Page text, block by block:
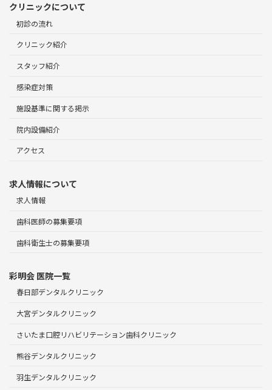
クリニックについて
初診の流れ
クリニック紹介
スタッフ紹介
感染症対策
施設基準に関する掲示
院内設備紹介
アクセス
求人情報について
求人情報
歯科医師の募集要項
歯科衛生士の募集要項
彩明会 医院一覧
春日部デンタルクリニック
大宮デンタルクリニック
さいたま口腔リハビリテーション歯科クリニック
熊谷デンタルクリニック
羽生デンタルクリニック